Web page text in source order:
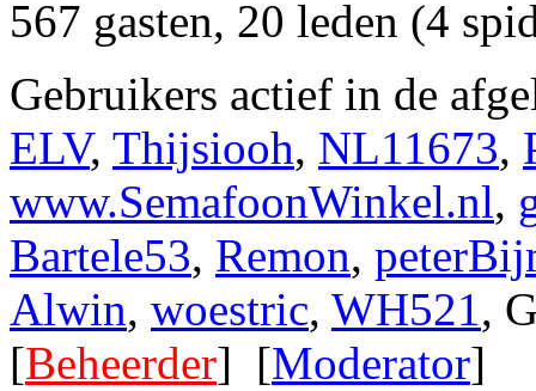
567 gasten, 20 leden (4
Gebruikers actief in de
ELV, Thijsiooh, NL11673,
www.SemafoonWinkel.nl,
Bartele53, Remon,
Alwin, woestric, WH521,
[Beheerder] [Moderator]